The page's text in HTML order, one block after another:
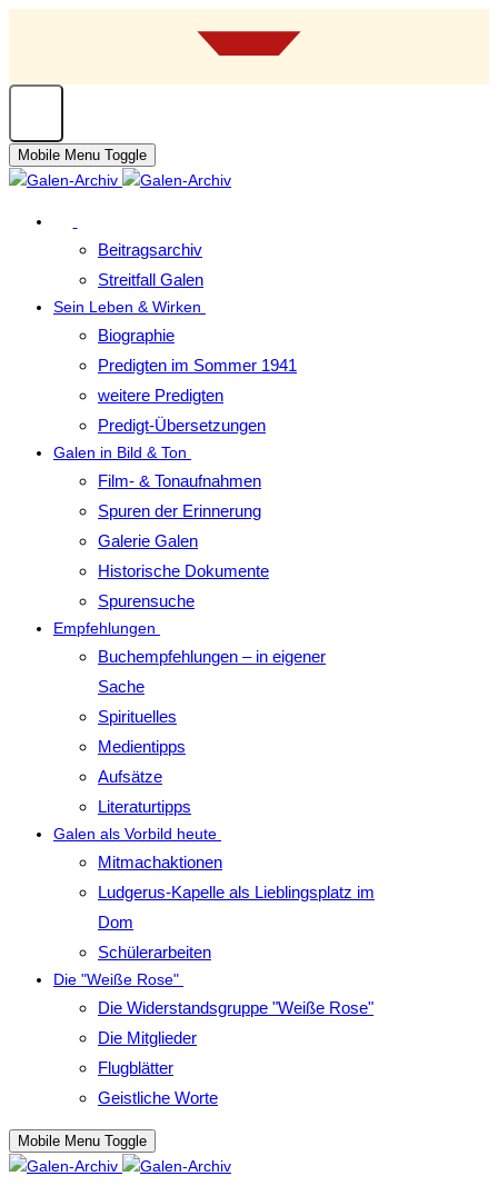
Mobile Menu Toggle
Beitragsarchiv
Streitfall Galen
Sein Leben & Wirken
Biographie
Predigten im Sommer 1941
weitere Predigten
Predigt-Übersetzungen
Galen in Bild & Ton
Film- & Tonaufnahmen
Spuren der Erinnerung
Galerie Galen
Historische Dokumente
Spurensuche
Empfehlungen
Buchempfehlungen – in eigener
Sache
Spirituelles
Medientipps
Aufsätze
Literaturtipps
Galen als Vorbild heute
Mitmachaktionen
Ludgerus-Kapelle als Lieblingsplatz im
Dom
Schülerarbeiten
Die "Weiße Rose"
Die Widerstandsgruppe "Weiße Rose"
Die Mitglieder
Flugblätter
Geistliche Worte
Mobile Menu Toggle